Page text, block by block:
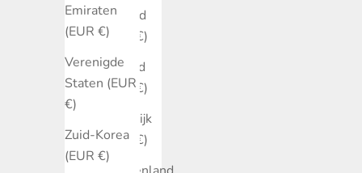
Emiraten
(EUR €)
Verenigde
Staten (EUR
€)
Zuid-Korea
(EUR €)
Estland
(EUR €)
Finland
(EUR €)
Frankrijk
(EUR €)